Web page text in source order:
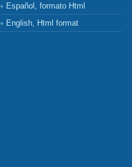
Español, formato Html
English, Html format